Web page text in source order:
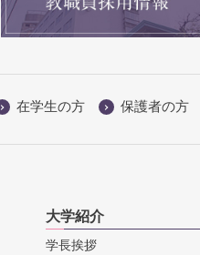
在学生の方 保護者の方
大学紹介
学長挨拶